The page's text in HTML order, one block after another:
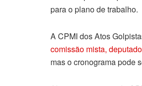
para o plano de trabalho.
A CPMI dos Atos
comissão mista,
mas o cronograma pode